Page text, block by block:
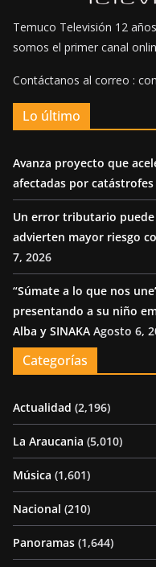
Temuco Televisión 12
somos el primer canal
Contáctanos al correo :
Lo último
Avanza proyecto que
afectadas por catástrofes
Un error tributario puede
advierten mayor riesgo
7, 2026
“Súmate a lo que nos
presentando a su niño
Alba y SINAKA Agosto 6,
Categorías
Actualidad (2,196)
La Araucania (5,010)
Música (1,601)
Nacional (210)
Panoramas (1,644)